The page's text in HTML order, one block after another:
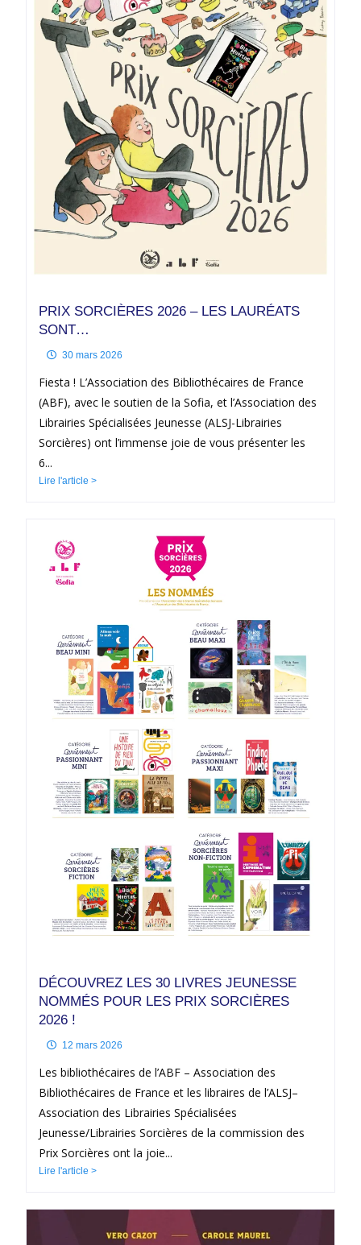
PRIX SORCIÈRES 2026 – LES LAURÉATS
SONT…
30 mars 2026
Fiesta ! L’Association des Bibliothécaires de France
(ABF), avec le soutien de la Sofia, et l’Association des
Librairies Spécialisées Jeunesse (ALSJ-Librairies
Sorcières) ont l’immense joie de vous présenter les
6...
Lire l'article >
DÉCOUVREZ LES 30 LIVRES JEUNESSE
NOMMÉS POUR LES PRIX SORCIÈRES
2026 !
12 mars 2026
Les bibliothécaires de l’ABF – Association des
Bibliothécaires de France et les libraires de l’ALSJ–
Association des Librairies Spécialisées
Jeunesse/Librairies Sorcières de la commission des
Prix Sorcières ont la joie...
Lire l'article >